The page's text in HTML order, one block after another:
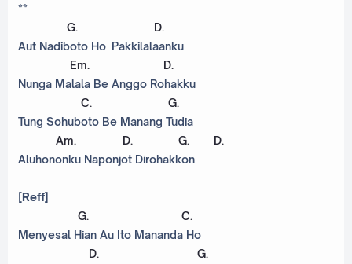
**
G. D.
Aut Nadiboto Ho Pakkilalaanku
Em. D.
Nunga Malala Be Anggo Rohakku
C. G.
Tung Sohuboto Be Manang Tudia
Am. D. G. D.
Aluhononku Naponjot Dirohakkon
[Reff]
G. C.
Menyesal Hian Au Ito Mananda Ho
D. G.